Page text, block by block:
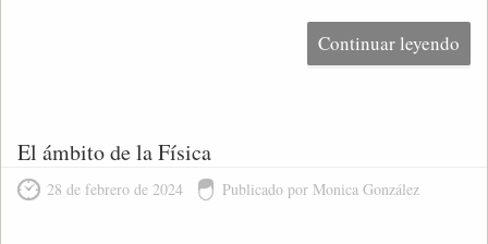
Continuar leyendo
El ámbito de la Física
28 de febrero de 2024 Publicado por Monica González